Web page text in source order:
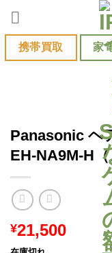
content携帯買取 家
Panasonic ヘ
EH-NA9M-H
¥21,500